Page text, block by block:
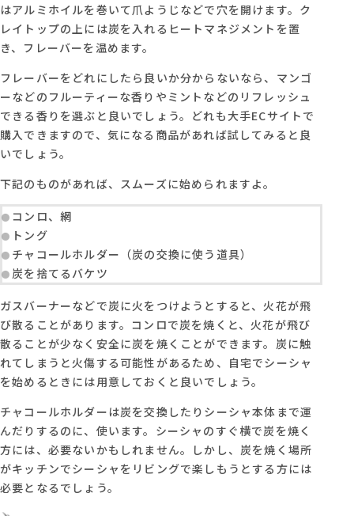
はアルミホイルを巻いて爪ようじなどで穴を開けます。ク
レイトップの上には炭を入れるヒートマネジメントを置
き、フレーバーを温めます。
フレーバーをどれにしたら良いか分からないなら、マンゴ
ーなどのフルーティーな香りやミントなどのリフレッシュ
できる香りを選ぶと良いでしょう。どれも大手ECサイトで
購入できますので、気になる商品があれば試してみると良
いでしょう。
下記のものがあれば、スムーズに始められますよ。
コンロ、網
トング
チャコールホルダー（炭の交換に使う道具）
炭を捨てるバケツ
ガスバーナーなどで炭に火をつけようとすると、火花が飛
び散ることがあります。コンロで炭を焼くと、火花が飛び
散ることが少なく安全に炭を焼くことができます。炭に触
れてしまうと火傷する可能性があるため、自宅でシーシャ
を始めるときには用意しておくと良いでしょう。
チャコールホルダーは炭を交換したりシーシャ本体まで運
んだりするのに、使います。シーシャのすぐ横で炭を焼く
方には、必要ないかもしれません。しかし、炭を焼く場所
がキッチンでシーシャをリビングで楽しもうとする方には
必要となるでしょう。